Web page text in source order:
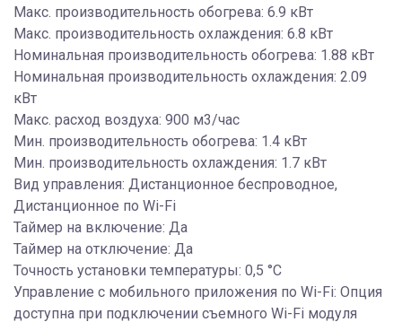
Макс. производительность обогрева: 6.9 кВт
Макс. производительность охлаждения: 6.8 кВт
Номинальная производительность обогрева: 1.88 кВт
Номинальная производительность охлаждения: 2.09
кВт
Макс. расход воздуха: 900 м3/час
Мин. производительность обогрева: 1.4 кВт
Мин. производительность охлаждения: 1.7 кВт
Вид управления: Дистанционное беспроводное,
Дистанционное по Wi-Fi
Таймер на включение: Да
Таймер на отключение: Да
Точность установки температуры: 0,5 °С
Управление c мобильного приложения по Wi-Fi: Опция
доступна при подключении съемного Wi-Fi модуля